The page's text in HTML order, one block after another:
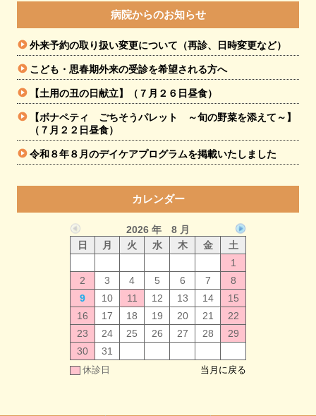
病院からのお知らせ
外来予約の取り扱い変更について（再診、日時変更など）
こども・思春期外来の受診を希望される方へ
【土用の丑の日献立】（７月２６日昼食）
【ボナペティ ごちそうパレット ～旬の野菜を添えて～】
（７月２２日昼食）
令和８年８月のデイケアプログラムを掲載いたしました
カレンダー
2026 年 8 月
日
月 火 水 木 金
土
1
2
3 4 5 6 7
8
9
10 11 12 13 14
15
16
17 18 19 20 21
22
23
24 25 26 27 28
29
30
31
休診日 当月に戻る